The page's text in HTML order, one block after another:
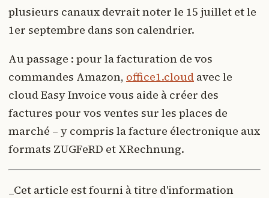
plusieurs canaux devrait noter le 15 juillet et le
1er septembre dans son calendrier.
Au passage : pour la facturation de vos
commandes Amazon, office1.cloud avec le
cloud Easy Invoice vous aide à créer des
factures pour vos ventes sur les places de
marché – y compris la facture électronique aux
formats ZUGFeRD et XRechnung.
_Cet article est fourni à titre d'information